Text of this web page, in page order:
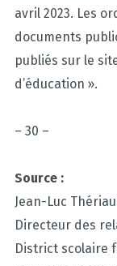
avril 2023. Les
documents
publiés sur le
d’éducation ».
– 30 –
Source :
Jean-Luc
Directeur des
District scolaire